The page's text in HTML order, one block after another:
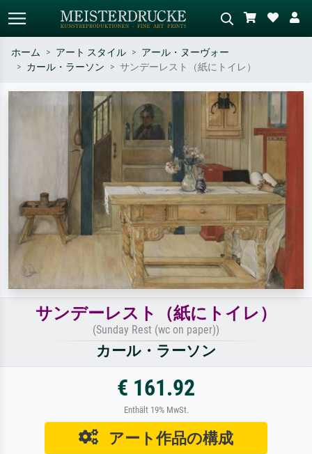
作家名・作品名・スタイルで検索
– 例：モネ、星月夜、印象派、北
斎の波、ヌード。
シーンを説明してください – 例：
緑の草原、赤の多い抽象画、暗い
油絵、木のそばの立ち姿のヌー
ド。
ホーム アート スタイル
アール・ヌーヴォー
カール・ラーソン
サンデーレスト（紙にトイレ）
サンデーレスト（紙にトイレ）
(Sunday Rest (wc on paper))
カール・ラーソン
€ 161.92
Enthält 19% MwSt.
アート作品の構成